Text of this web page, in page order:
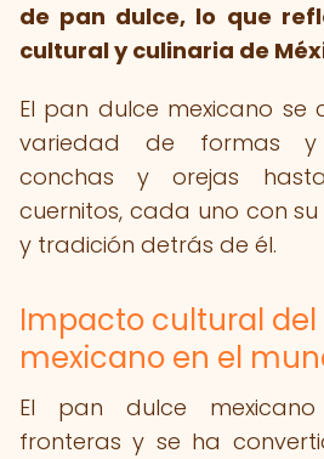
de pan dulce, lo que
cultural y culinaria de
El pan dulce mexicano se
variedad de formas y
conchas y orejas
cuernitos, cada uno con
y tradición detrás de él.
Impacto cultural
mexicano en el
El pan dulce
fronteras y se ha